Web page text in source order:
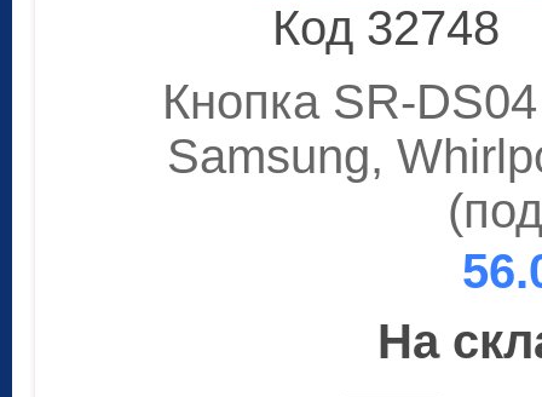
Код 32748
Кнопка SR-
Samsung,
На